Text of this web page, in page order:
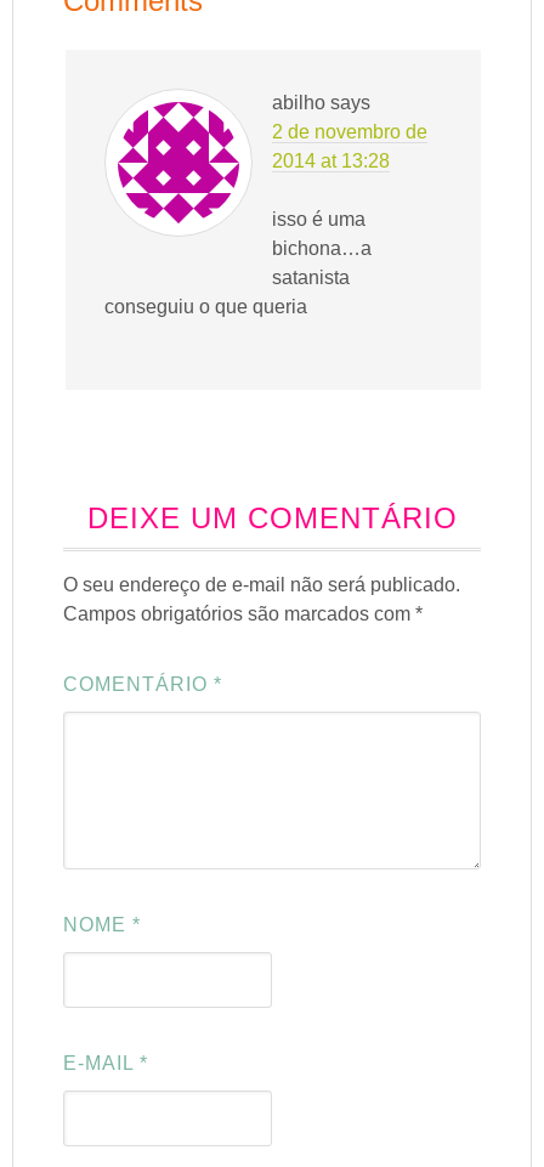
abilho says
2 de novembro de
2014 at 13:28
isso é uma
bichona…a
satanista
conseguiu o que queria
DEIXE UM COMENTÁRIO
O seu endereço de e-mail não será publicado.
Campos obrigatórios são marcados com*
COMENTÁRIO*
NOME*
E-MAIL*